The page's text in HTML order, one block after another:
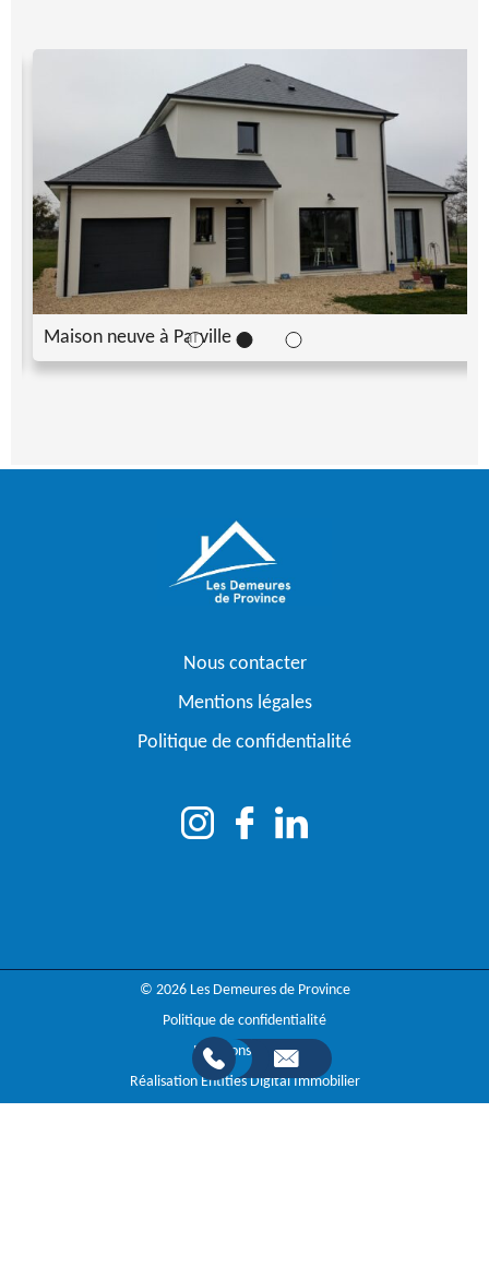
Maison neuve à Parville
Nous contacter
Mentions légales
Politique de confidentialité
© 2026 Les Demeures de Province
Politique de confidentialité
Mentions légales
Réalisation Entities Digital Immobilier